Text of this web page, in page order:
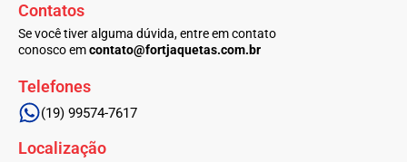
o
o
k
-
g
r
a
m
Contatos
Se você tiver alguma dúvida, entre em contato
conosco emcontato@fortjaquetas.com.br
Telefones
(19) 99574-7617
Localização